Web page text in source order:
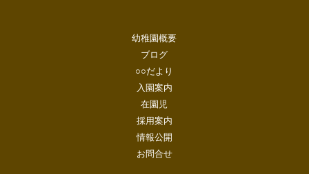
幼稚園概要
ブログ
○○だより
入園案内
在園児
採用案内
情報公開
お問合せ